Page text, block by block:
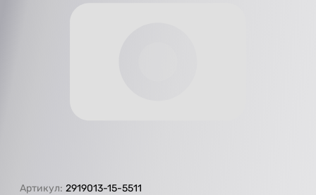
Артикул: 2919013-15-5511